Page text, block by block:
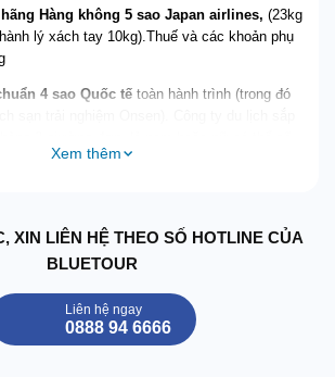
Hàng không 5 sao Japan airlines, (23kg
lý xách tay 10kg).Thuế và các khoản phụ
4 sao Quốc tế toàn hành trình (trong đó
/suất/bữa),BUFFET CRAB KHÔNG
HÀNG NỔI TIẾNG SAPPORO.
Kimono và phụ kiện (không bao gồm
Xem thêm
XIN LIÊN HỆ THEO SỐ HOTLINE CỦA
BLUETOUR
Liên hệ ngay
0888 94 6666